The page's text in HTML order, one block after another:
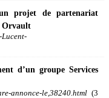
projet de partenariat
Orvault
d’un groupe Services
annonce-le,38240.html (3